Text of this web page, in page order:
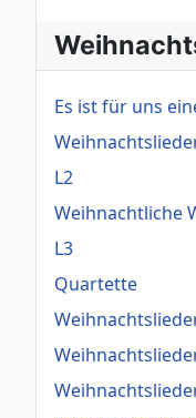
Es ist für uns
L2
Weihnachtliche
L3
Quartette